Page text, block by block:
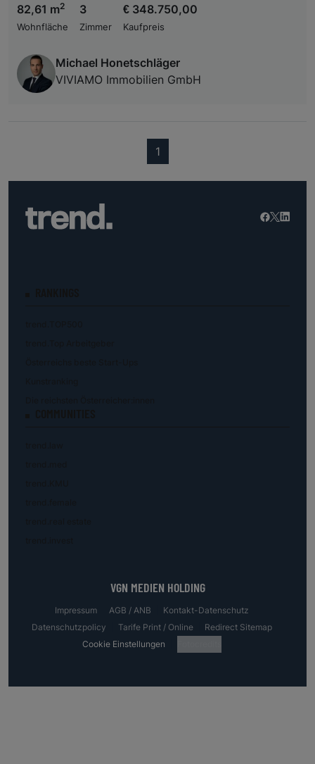
82,61 m2
Wohnfläche
3
Zimmer
€ 348.750,00
Kaufpreis
Michael Honetschläger
VIVIAMO Immobilien GmbH
1(current)
VGN MEDIEN HOLDING
Impressum AGB / ANB
Kontakt-Datenschutz
Datenschutzpolicy
Tarife Print / Online
Redirect Sitemap
Cookie Einstellungen